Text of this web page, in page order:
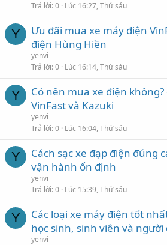
Trả lời 0 Lúc 16:27, Thứ sáu
Y
Ưu đãi mua xe máy điện
điện Hùng Hiền
yenvi
Trả lời 0 Lúc 16:14, Thứ sáu
Y
Có nên mua xe điện
VinFast và Kazuki
yenvi
Trả lời 0 Lúc 16:04, Thứ sáu
Y
Cách sạc xe đạp điện đúng
vận hành ổn định
yenvi
Trả lời 0 Lúc 15:39, Thứ sáu
Y
Các loại xe máy điện tốt
học sinh, sinh viên và người
yenvi